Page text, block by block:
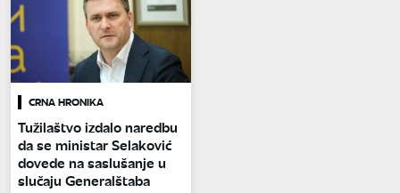
CRNA HRONIKA
Tužilaštvo izdalo naredbu
da se ministar Selaković
dovede na saslušanje u
slučaju Generalštaba